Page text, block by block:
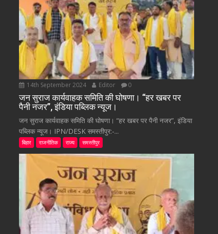
14th September 2024 Editor 0
जन सुराज कार्यवाहक समिति की घोषणा। “हर खबर पर
पैनी नजर”, इंडिया पब्लिक न्यूज।
जन सुराज कार्यवाहक समिति की घोषणा। “हर खबर पर पैनी नजर”, इंडिया
पब्लिक न्यूज। IPN/DESK समस्तीपुर:-...
बिहार राजनीतिक राज्य समस्तीपुर